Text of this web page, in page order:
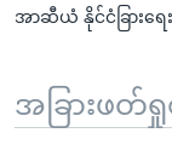
အာဆီယံ နိုင်ငံခြားရ
အခြားဖတ်ရှု